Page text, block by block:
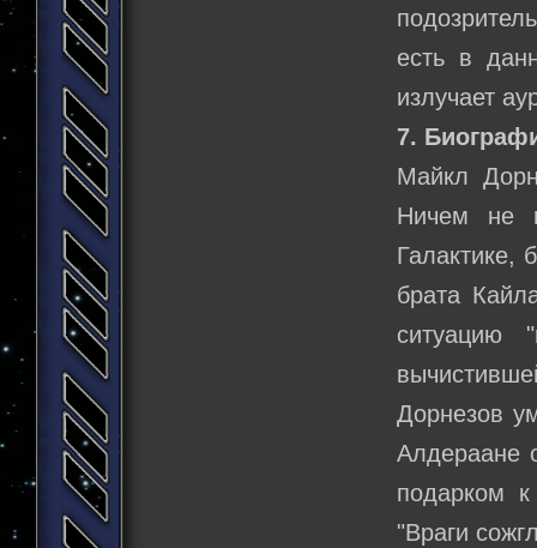
есть в
излучает
7.
Майкл
Ничем не
Галактике,
брата
ситуацию
Дорнезов
Алдераане
подарком
"Враги